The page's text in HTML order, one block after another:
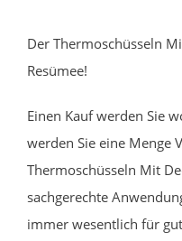
Der Thermoschüsseln
Resümee!
Einen Kauf werden Sie
werden Sie eine Menge
Thermoschüsseln Mit
sachgerechte
immer wesentlich für